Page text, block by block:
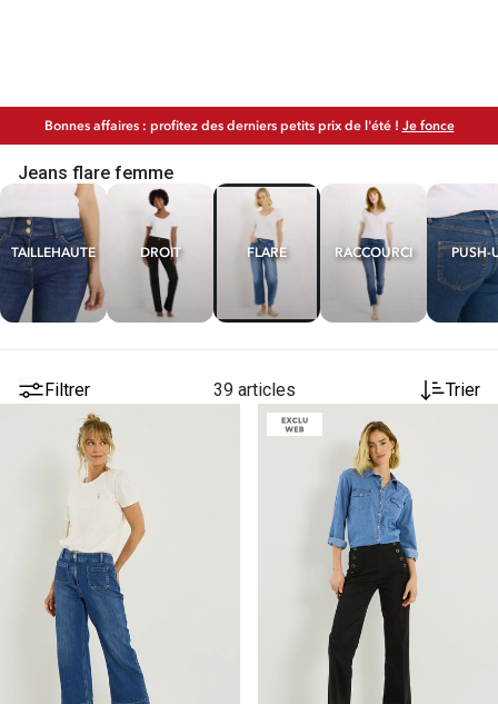
Bonnes affaires : profitez des derniers petits prix de l'été ! Je fonce
Jeans flare femme
TAILLEHAUTE DROIT FLARE RACCOURCI PUSH-
Filtrer 39 articles Trier